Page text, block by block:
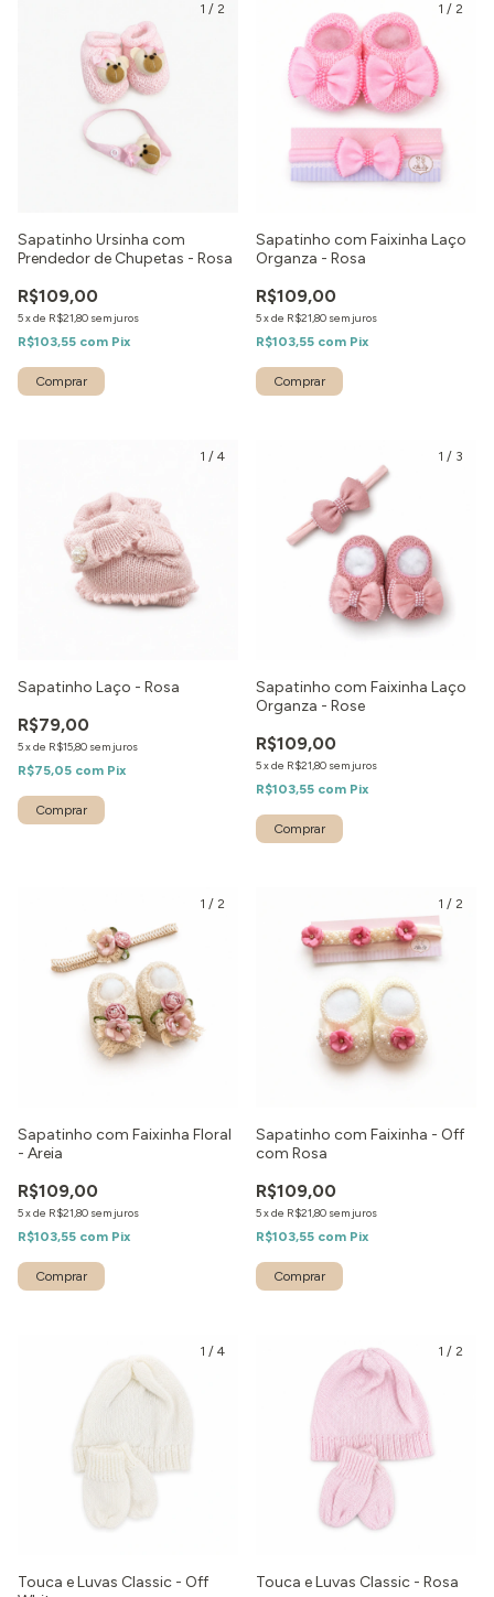
1 / 2
Sapatinho Ursinha com
Prendedor de Chupetas - Rosa
R$109,00
5xde R$21,80 sem juros
R$103,55 com Pix
1 / 2
Sapatinho com Faixinha Laço
Organza - Rosa
R$109,00
5xde R$21,80 sem juros
R$103,55 com Pix
Comprar
1 / 4
Sapatinho Laço - Rosa
R$79,00
5xde R$15,80 sem juros
R$75,05 com Pix
Comprar
1 / 3
Sapatinho com Faixinha Laço
Organza - Rose
R$109,00
5xde R$21,80 sem juros
R$103,55 com Pix
Comprar
1 / 2
Sapatinho com Faixinha Floral
- Areia
R$109,00
5xde R$21,80 sem juros
R$103,55 com Pix
1 / 2
Sapatinho com Faixinha - Off
com Rosa
R$109,00
5xde R$21,80 sem juros
R$103,55 com Pix
1 / 4
Touca e Luvas Classic - Off
1 / 2
Touca e Luvas Classic - Rosa